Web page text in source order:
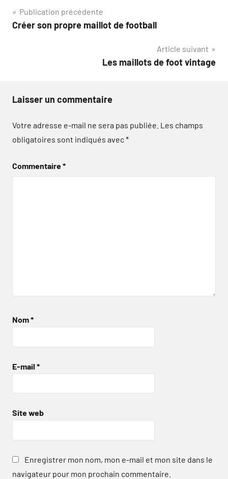
Navigation
de
Publication précédente
Créer son propre maillot de football
Article suivant
Les maillots de foot vintage
Laisser un commentaire
Votre adresse e-mail ne sera pas publiée. Les champs
obligatoires sont indiqués avec*
Commentaire*
Nom*
E-mail *
Site web
Enregistrer mon nom, mon e-mail et mon site dans le
navigateur pour mon prochain commentaire.